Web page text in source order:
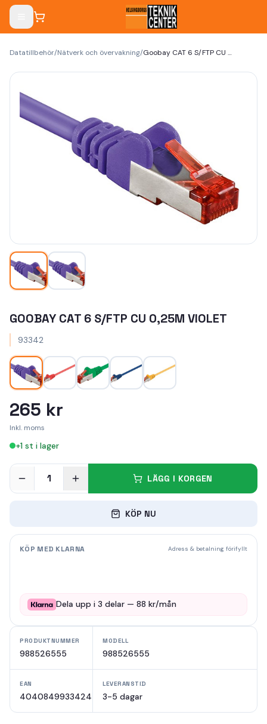
Datatillbehör/Nätverk och övervakning/ Goobay CAT 6 S/FTP CU 0,25m Violet
GOOBAY CAT 6 S/FTP CU 0,25M VIOLET
93342
265 kr
Inkl. moms
+1 st i lager
1 LÄGG I KORGEN
KÖP NU
KÖP MED KLARNA Adress & betalning förifyllt
Dela upp i 3 delar — 88 kr/mån
PRODUKTNUMMER
988526555
MODELL
988526555
EAN
4040849933424
LEVERANSTID
3-5 dagar